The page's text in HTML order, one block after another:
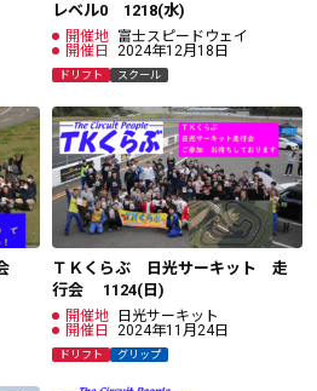
レベル0 1218(水)
開催地 富士スピードウェイ
開催日
2024年12月18日
ドリフト スクール
ＴＫくらぶ 日光サーキット 走
行会 1124(日)
開催地 日光サーキット
開催日 2024年11月24日
ドリフト グリップ